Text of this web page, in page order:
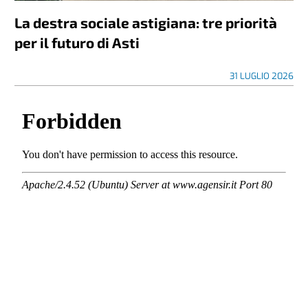
La destra sociale astigiana: tre priorità
per il futuro di Asti
31 LUGLIO 2026